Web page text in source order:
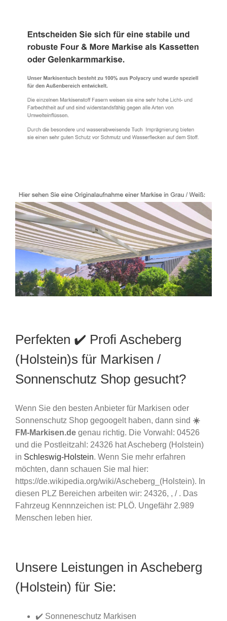
Perfekten ✔️ Profi Ascheberg
(Holstein)s für Markisen /
Sonnenschutz Shop gesucht?
Wenn Sie den besten Anbieter für Markisen oder
Sonnenschutz Shop gegoogelt haben, dann sind ☀️
FM-Markisen.de genau richtig. Die Vorwahl: 04526
und die Postleitzahl: 24326 hat Ascheberg (Holstein)
in Schleswig-Holstein. Wenn Sie mehr erfahren
möchten, dann schauen Sie mal hier:
https://de.wikipedia.org/wiki/Ascheberg_(Holstein). In
diesen PLZ Bereichen arbeiten wir: 24326, , / . Das
Fahrzeug Kennnzeichen ist: PLÖ. Ungefähr 2.989
Menschen leben hier.
Unsere Leistungen in Ascheberg
(Holstein) für Sie:
✔️ Sonneneschutz Markisen